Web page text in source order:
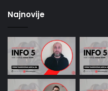
Najnovije